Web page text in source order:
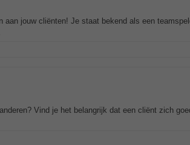
aan jouw cliënten! Je staat bekend als een
Vind je het belangrijk dat een cliënt zich